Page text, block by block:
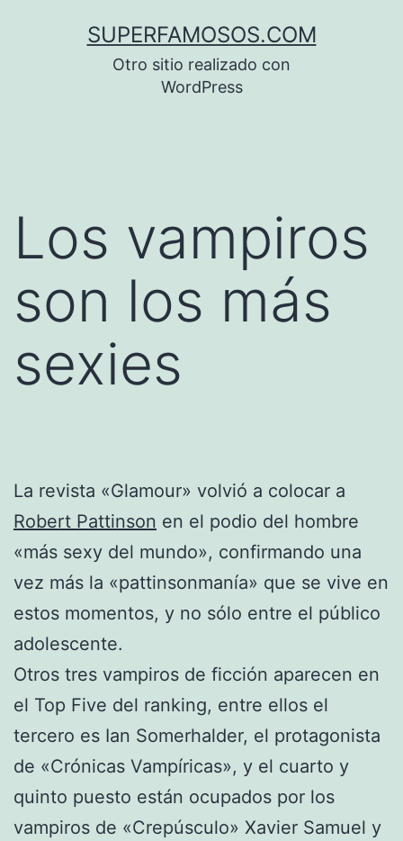
SUPERFAMOSOS.COM
Otro sitio realizado con
WordPress
Los vampiros
son los más
sexies
La revista «Glamour» volvió a colocar a
Robert Pattinson en el podio del hombre
«más sexy del mundo», confirmando una
vez más la «pattinsonmanía» que se vive en
estos momentos, y no sólo entre el público
adolescente.
Otros tres vampiros de ficción aparecen en
el Top Five del ranking, entre ellos el
tercero es Ian Somerhalder, el protagonista
de «Crónicas Vampíricas», y el cuarto y
quinto puesto están ocupados por los
vampiros de «Crepúsculo» Xavier Samuel y